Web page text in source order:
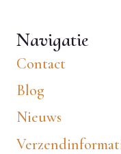
Navigatie
Contact
Blog
Nieuws